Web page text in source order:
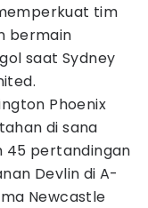
tim
bermain
saat Sydney
Phoenix
di sana
45 pertandingan
Devlin di A-
Newcastle